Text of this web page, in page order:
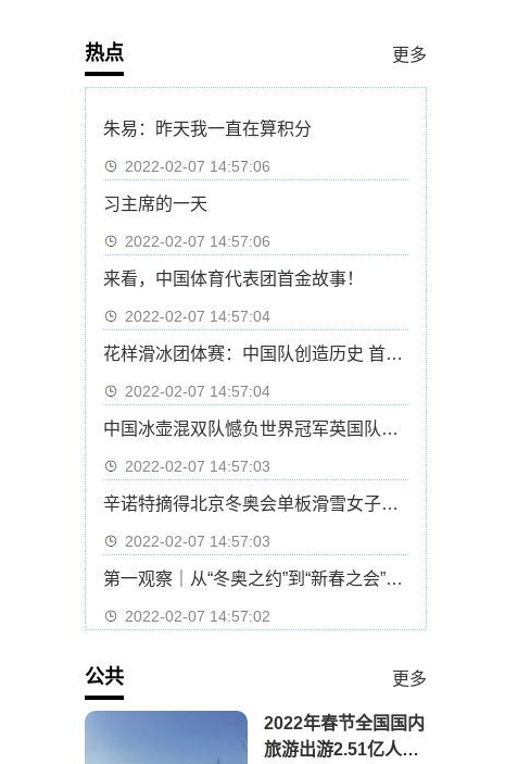
热点 更多
朱易：昨天我一直在算积分
2022-02-07 14:57:06
习主席的一天
2022-02-07 14:57:06
来看，中国体育代表团首金故事！
2022-02-07 14:57:04
花样滑冰团体赛：中国队创造历史 首次晋级自由滑
2022-02-07 14:57:04
中国冰壶混双队憾负世界冠军英国队基本无缘四强
2022-02-07 14:57:03
辛诺特摘得北京冬奥会单板滑雪女子坡面障碍技巧冠军
2022-02-07 14:57:03
第一观察｜从“冬奥之约”到“新春之会”：中俄元首会晤的三重意涵
2022-02-07 14:57:02
公共 更多
2022年春节全国国内
旅游出游2.51亿人次